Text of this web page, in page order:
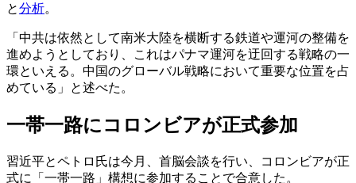
と分析。
「中共は依然として南米大陸を横断する鉄道や運河の整備を
進めようとしており、これはパナマ運河を迂回する戦略の一
環といえる。中国のグローバル戦略において重要な位置を占
めている」と述べた。
一帯一路にコロンビアが正式参加
習近平とペトロ氏は今月、首脳会談を行い、コロンビアが正
式に「一帯一路」構想に参加することで合意した。